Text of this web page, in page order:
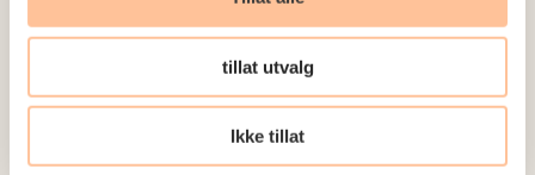
tillat utvalg
Ikke tillat
Et nytt tema i studien er sosiale medier. For barn
og unge er digitale plattformer en viktig del av
hverdagen, men de kan også innebære
risiko. Ansatte ved krisesentrene forteller
hvordan voldsutøvere tar kontakt med barn med